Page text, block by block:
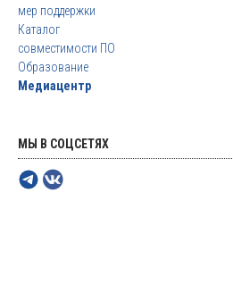
мер поддержки
Каталог
совместимости ПО
Образование
Медиацентр
МЫ В СОЦСЕТЯХ